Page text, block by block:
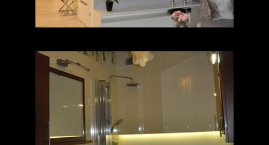
Delikatnie zielona